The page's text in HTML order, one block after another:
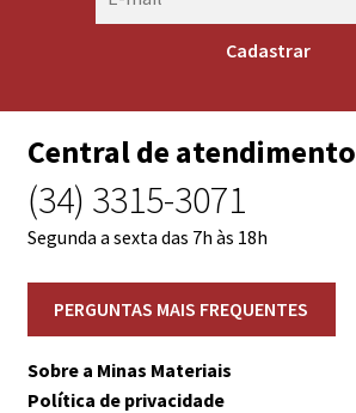
Central de atendimento
(34) 3315-3071
Segunda a sexta das 7h às 18h
Sobre a Minas Materiais
Política de privacidade